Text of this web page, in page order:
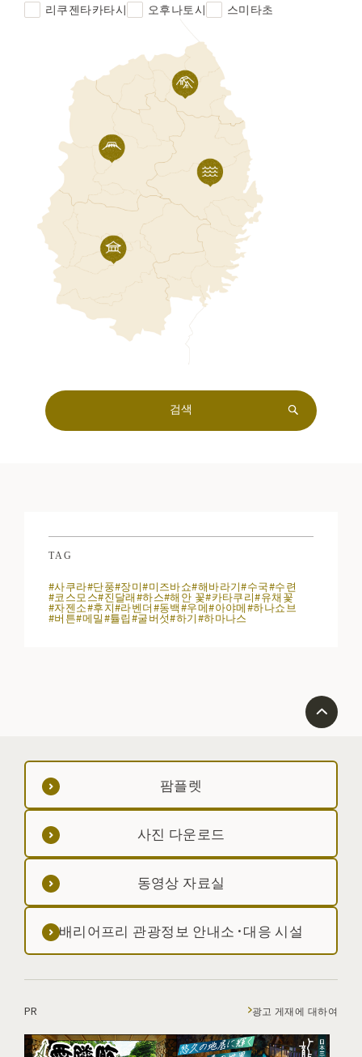
리쿠젠타카타시
오후나토시 스미타초
TAG
#사쿠라#단풍#장미#미즈바쇼#해바라기#수국#수련
#코스모스#진달래#하스#해안 꽃#카타쿠리#유채꽃
#자젠소#후지#라벤더#동백#우메#아야메#하나쇼브
#버튼#메밀#튤립#굴버섯#하기#하마나스
팜플렛
사진 다운로드
동영상 자료실
배리어프리 관광정보 안내소·대응 시설
PR 광고 게재에 대하여